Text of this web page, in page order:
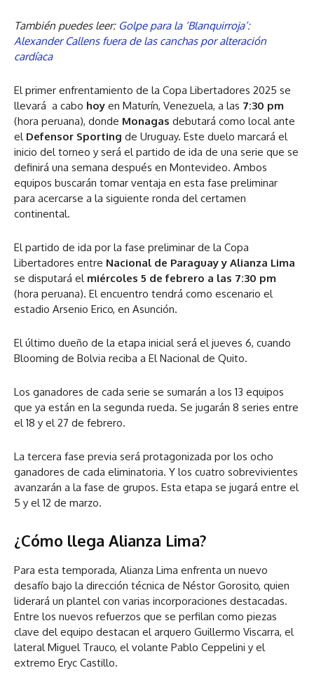
También puedes leer: Golpe para la ‘Blanquirroja’:
Alexander Callens fuera de las canchas por alteración
cardíaca
El primer enfrentamiento de la Copa Libertadores 2025 se
llevará a cabo hoy en Maturín, Venezuela, a las 7:30 pm
(hora peruana), donde Monagas debutará como local ante
el Defensor Sporting de Uruguay. Este duelo marcará el
inicio del torneo y será el partido de ida de una serie que se
definirá una semana después en Montevideo. Ambos
equipos buscarán tomar ventaja en esta fase preliminar
para acercarse a la siguiente ronda del certamen
continental.
El partido de ida por la fase preliminar de la Copa
Libertadores entre Nacional de Paraguay y Alianza Lima
se disputará el miércoles 5 de febrero a las 7:30 pm
(hora peruana). El encuentro tendrá como escenario el
estadio Arsenio Erico, en Asunción.
El último dueño de la etapa inicial será el jueves 6, cuando
Blooming de Bolvia reciba a El Nacional de Quito.
Los ganadores de cada serie se sumarán a los 13 equipos
que ya están en la segunda rueda. Se jugarán 8 series entre
el 18 y el 27 de febrero.
La tercera fase previa será protagonizada por los ocho
ganadores de cada eliminatoria. Y los cuatro sobrevivientes
avanzarán a la fase de grupos. Esta etapa se jugará entre el
5 y el 12 de marzo.
¿Cómo llega Alianza Lima?
Para esta temporada, Alianza Lima enfrenta un nuevo
desafío bajo la dirección técnica de Néstor Gorosito, quien
liderará un plantel con varias incorporaciones destacadas.
Entre los nuevos refuerzos que se perfilan como piezas
clave del equipo destacan el arquero Guillermo Viscarra, el
lateral Miguel Trauco, el volante Pablo Ceppelini y el
extremo Eryc Castillo.